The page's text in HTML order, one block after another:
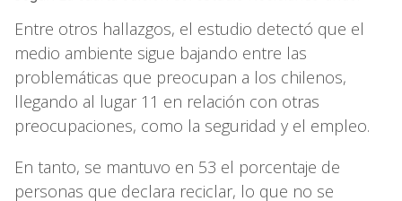
Entre otros hallazgos, el estudio detectó que el
medio ambiente sigue bajando entre las
problemáticas que preocupan a los chilenos,
llegando al lugar 11 en relación con otras
preocupaciones, como la seguridad y el empleo.
En tanto, se mantuvo en 53 el porcentaje de
personas que declara reciclar, lo que no se